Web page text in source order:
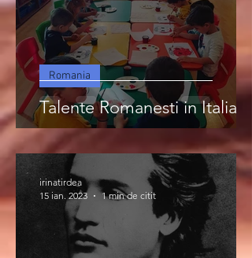
Talente Romanesti in Italia
Romania
irinatirdea
15 ian. 2023
1 min de citit